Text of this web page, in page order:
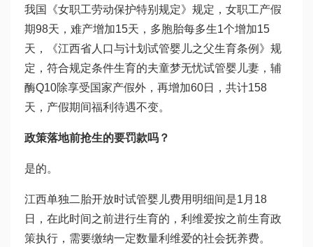
我国《女职工劳动保护特别规定》规定，女职工产假
期98天，难产增加15天，多胞胎每多生1个增加15
天，《江西省人口与计划 试管婴儿之父生育条例》规
定，符合规定条件生育的夫童梦无忧试管婴儿妻， 辅
酶Q10除享受国家产假外，再增加60日，共计158
天，产假期间福利待遇不变。
政策落地前抢生的要罚款吗？
是的。
江西单独二胎开放时试管婴儿费用明细间是1月18
日，在此时间之前进行生育的， 利维爱按之前生育政
策执行，需要缴纳一定数量利维爱的社会抚养费。